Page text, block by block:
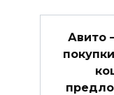
Авито